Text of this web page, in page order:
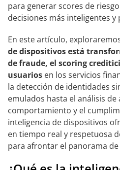
para generar scores de
decisiones más inteligentes y
En este artículo,
de dispositivos está
de fraude, el scoring
usuarios en los servicios
la detección de identidades
emulados hasta el análisis de
comportamiento y el
inteligencia de dispositivos
en tiempo real y respetuosa
para afrontar el panorama